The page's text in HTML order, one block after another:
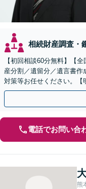
相続財産調査・
【初回相談60分無料】【
産分割／遺留分／遺言書
対策等お任せください。【
話相談可】
電話でお問い合
熊